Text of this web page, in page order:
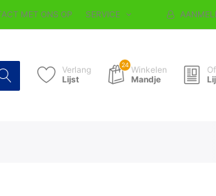
MET ONS OP SERVICE
Verlang
Lijst
24 Winkelen
Mandje